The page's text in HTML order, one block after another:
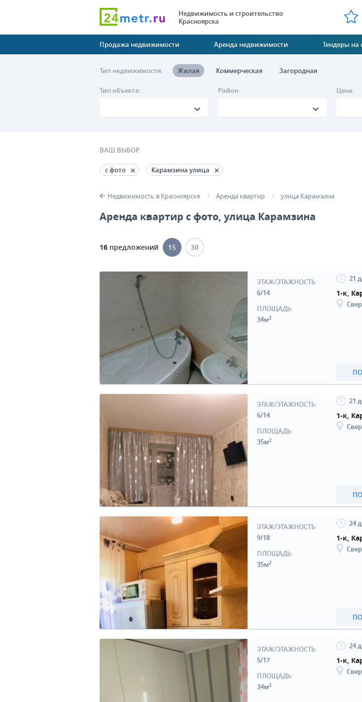
Недвижимость и строительство
Красноярска
Продажа недвижимости Аренда недвижимости Тендеры на
Тип недвижимости: Жилая Коммерческая Загородная
Тип объекта: Район:
Цена:
ВАШ ВЫБОР
с фото Карамзина улица
Недвижимость в Красноярске Аренда квартир улица Карамзина
Аренда квартир с фото, улица Карамзина
16 предложений 15 30
21
1-к,
ЭТАЖ/ЭТАЖНОСТЬ:
6/14
ПЛОЩАДЬ:
34м2
21
1-к,
ЭТАЖ/ЭТАЖНОСТЬ:
6/14
ПЛОЩАДЬ:
35м2
24
1-к,
ЭТАЖ/ЭТАЖНОСТЬ:
9/18
ПЛОЩАДЬ:
35м2
24
1-к,
ЭТАЖ/ЭТАЖНОСТЬ:
5/17
ПЛОЩАДЬ:
34м2